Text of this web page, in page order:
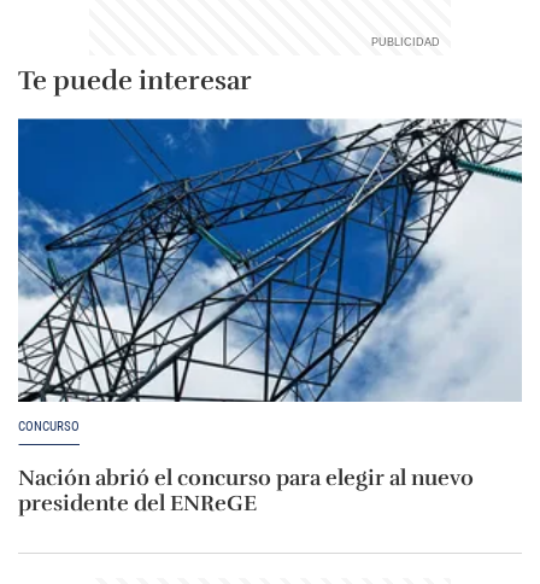
Te puede interesar
CONCURSO
Nación abrió el concurso para elegir al nuevo
presidente del ENReGE